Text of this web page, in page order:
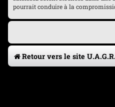
pourrait conduire à la
Retour vers le site U.A.G.R.